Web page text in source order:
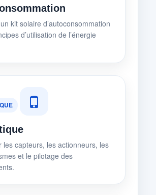
kit solaire d’autoconsommation
d’utilisation de l’énergie
les capteurs, les actionneurs, les
et le pilotage des